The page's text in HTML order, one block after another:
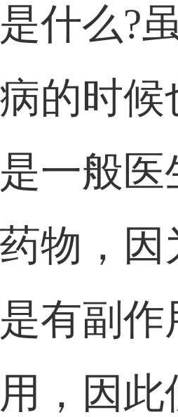
什么?
的时候
一般医
物，因
有副作
，因此